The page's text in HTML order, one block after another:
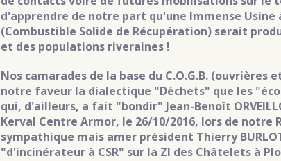
d'apprendre de notre part qu'une Immense Usine
(Combustible Solide de Récupération) serait
et des populations riveraines !
Nos camarades de la base du C.O.G.B.
notre faveur la dialectique "Déchets" que les
qui, d'ailleurs, a fait "bondir" Jean-Benoît
Kerval Centre Armor, le 26/10/2016, lors de notre
sympathique mais amer président Thierry
"d'incinérateur à CSR" sur la ZI des Châtelets à